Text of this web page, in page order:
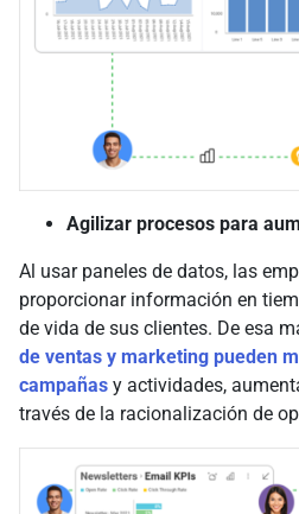
Agilizar procesos para
Al usar paneles de datos, las
proporcionar información en
de vida de sus clientes. De esa
de ventas y marketing pueden
campañas y actividades,
través de la racionalización de